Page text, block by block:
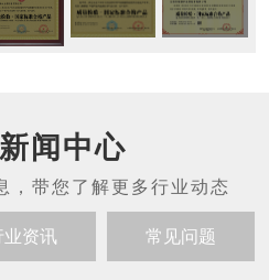
新闻中心
业资讯 常见问题